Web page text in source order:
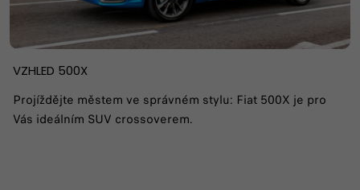
VZHLED 500X
Projíždějte městem ve správném stylu: Fiat 500X je pro
Vás ideálním SUV crossoverem.